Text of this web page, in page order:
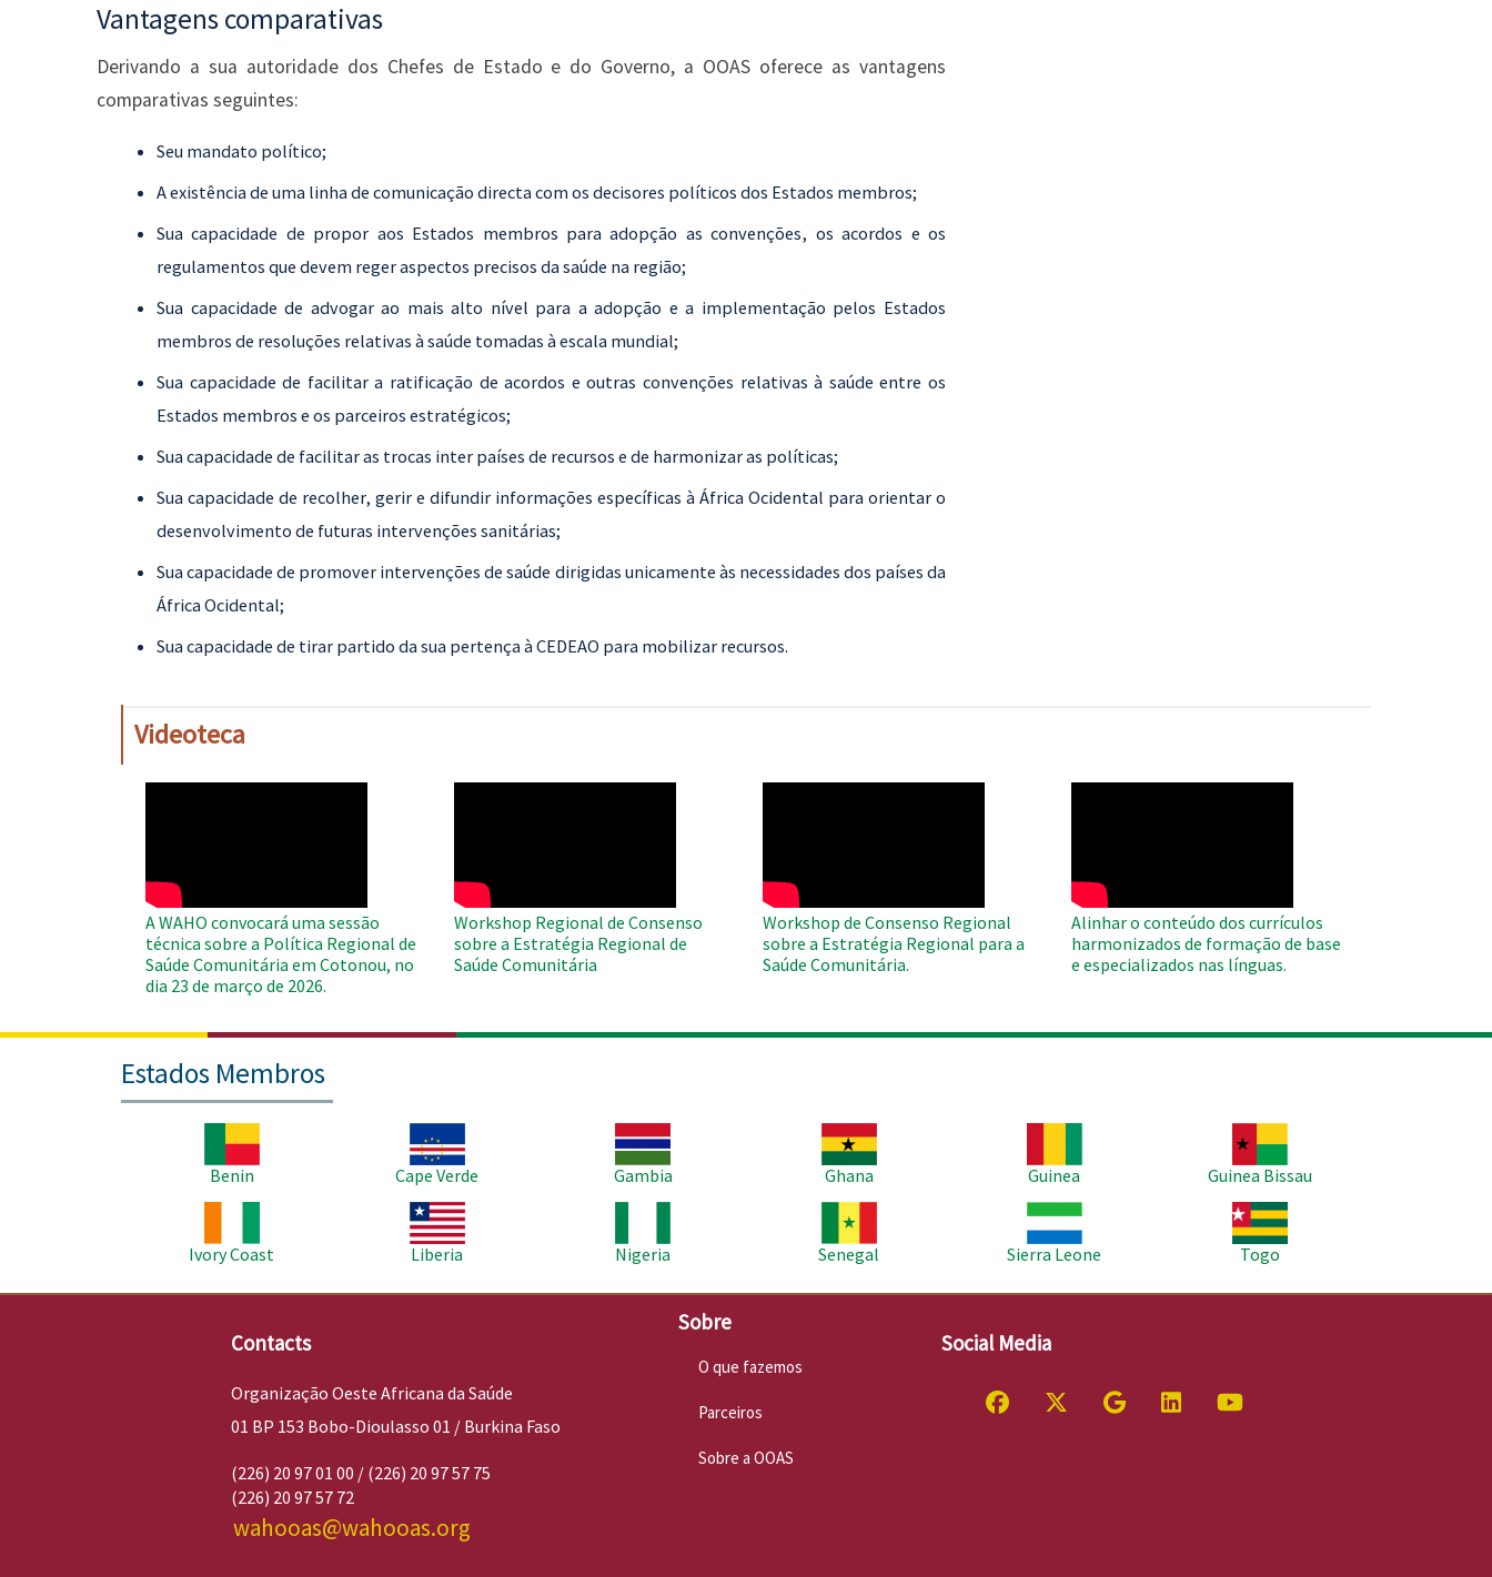
Vantagens comparativas
Derivando a sua autoridade dos Chefes de Estado e do Governo, a OOAS oferece as vantagens
comparativas seguintes:
Seu mandato político;
A existência de uma linha de comunicação directa com os decisores políticos dos Estados membros;
Sua capacidade de propor aos Estados membros para adopção as convenções, os acordos e os
regulamentos que devem reger aspectos precisos da saúde na região;
Sua capacidade de advogar ao mais alto nível para a adopção e a implementação pelos Estados
membros de resoluções relativas à saúde tomadas à escala mundial;
Sua capacidade de facilitar a ratificação de acordos e outras convenções relativas à saúde entre os
Estados membros e os parceiros estratégicos;
Sua capacidade de facilitar as trocas inter países de recursos e de harmonizar as políticas;
Sua capacidade de recolher, gerir e difundir informações específicas à África Ocidental para orientar o
desenvolvimento de futuras intervenções sanitárias;
Sua capacidade de promover intervenções de saúde dirigidas unicamente às necessidades dos países da
África Ocidental;
Sua capacidade de tirar partido da sua pertença à CEDEAO para mobilizar recursos.
Videoteca
A WAHO convocará uma sessão
técnica sobre a Política Regional de
Saúde Comunitária em Cotonou, no
dia 23 de março de 2026.
Workshop Regional de Consenso
sobre a Estratégia Regional de
Saúde Comunitária
Workshop de Consenso Regional
sobre a Estratégia Regional para a
Saúde Comunitária.
Alinhar o conteúdo dos currículos
harmonizados de formação de base
e especializados nas línguas.
Estados Membros
Benin
Cape Verde
Imagem
Gambia
Imagem
Ghana
Guinea
Guinea Bissau
Ivory Coast
Imagem
Liberia
Nigeria
Senegal
Imagem
Sierra Leone
Imagem
Togo
Contacts
Organização Oeste Africana da Saúde
01 BP 153 Bobo-Dioulasso 01 / Burkina Faso
(226) 20 97 01 00 / (226) 20 97 57 75
(226) 20 97 57 72
wahooas@wahooas.org
Sobre
O que fazemos
Parceiros
Sobre a OOAS
Social Media